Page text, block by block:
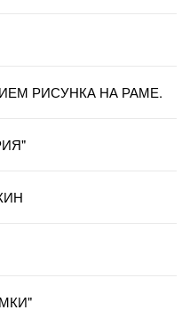
РИСУНКА НА РАМЕ.